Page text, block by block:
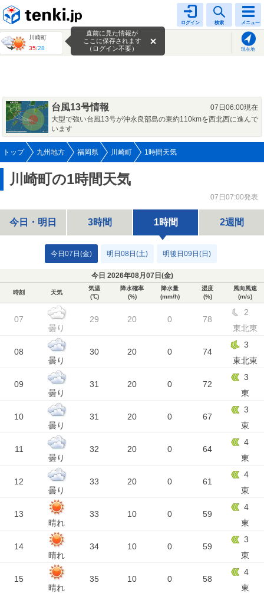
ログイン 検索 メニュー
川崎町
35/28 現在地
直前に見た情報が
ここに保存されます
（ログイン不要）
台風13号情報
07日06:00現在
大型で強い台風13号が沖永良部島の東約110kmを西北西に進んで
います
トップ 九州地方 福岡県 川崎町 1時間天気
川崎町の1時間天気
07日07:00発表
今日・明日 3時間 1時間 2週間
今日07日(金) 明日08日(土) 明後日09日(日)
今日 2026年08月07日(金)
時刻 天気
気温
(℃)
降水確率
(%)
降水量
(mm/h)
湿度
(%)
風向風速
(m/s)
07
曇り
29 20 0 78
2
東北東
08
曇り
30 20 0 74
3
東北東
09
曇り
31 20 0 72
3
東
10
曇り
31 20 0 67
3
東
11
曇り
32 20 0 64
4
東
12
曇り
33 20 0 61
4
東
13
晴れ
33 10 0 59
4
東
14
晴れ
34 10 0 59
3
東
15
晴れ
35 10 0 58
4
東